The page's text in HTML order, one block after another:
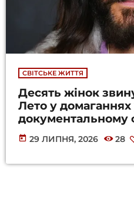
СВІТСЬКЕ ЖИТТЯ
Десять жінок
Лето у домаганнях
документальному
today 29 ЛИПНЯ, 2026 28